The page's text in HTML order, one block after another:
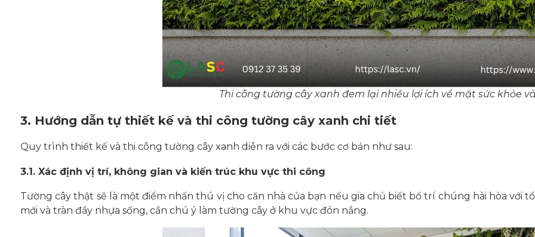
Thi công tường cây xanh đem lại nhiều lợi ích về mặt sức khỏe
3. Hướng dẫn tự thiết kế và thi công tường cây xanh chi tiết
Quy trình thiết kế và thi công tường cây xanh diễn ra với các bước cơ bản như sau:
3.1. Xác định vị trí, không gian và kiến trúc khu vực thi công
Tường cây thật sẽ là một điểm nhấn thú vị cho căn nhà của bạn nếu gia chủ biết bố trí chúng hài hòa với
mới và tràn đầy nhựa sống, cần chú ý làm tường cây ở khu vực đón nắng.